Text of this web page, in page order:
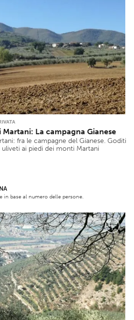
La campagna Gianese
fra le campagne del Gianese. Goditi
ai piedi dei monti Martani
in base al numero delle persone.